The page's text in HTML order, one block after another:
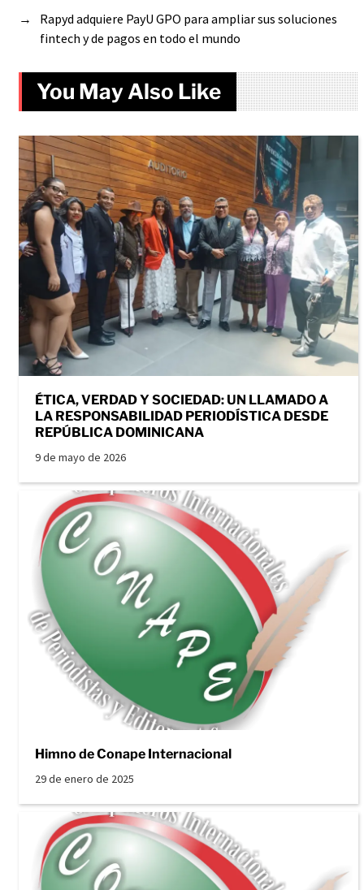
→
Rapyd adquiere PayU GPO para ampliar sus soluciones
fintech y de pagos en todo el mundo
You May Also Like
ÉTICA, VERDAD Y SOCIEDAD: UN LLAMADO A
LA RESPONSABILIDAD PERIODÍSTICA DESDE
REPÚBLICA DOMINICANA
9 de mayo de 2026
Himno de Conape Internacional
29 de enero de 2025